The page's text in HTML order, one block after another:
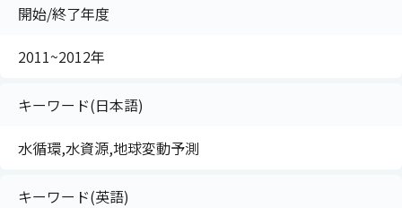
開始/終了年度
2011~2012年
キーワード(日本語)
水循環,水資源,地球変動予測
キーワード(英語)